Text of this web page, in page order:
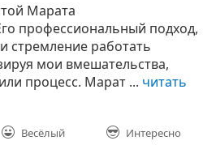
Марата
профессиональный подход,
стремление работать
мои вмешательства,
процесс. Марат ... читать
Весёлый Интересно